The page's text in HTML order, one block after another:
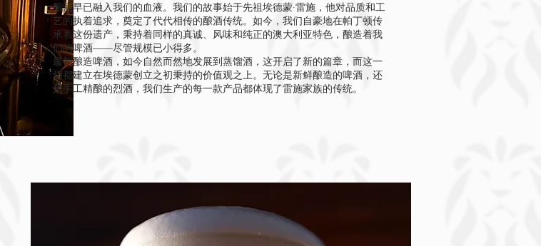
酿酒早已融入我们的血液。我们的故事始于先祖埃德蒙·雷施，他对品质和工
艺的执着追求，奠定了代代相传的酿酒传统。如今，我们自豪地在帕丁顿传
承着这份遗产，秉持着同样的真诚、风味和纯正的澳大利亚特色，酿造着我
们的啤酒——尽管规模已小得多。
最初酿造啤酒，如今自然而然地发展到蒸馏酒，这开启了新的篇章，而这一
切都建立在埃德蒙创立之初秉持的价值观之上。无论是新鲜酿造的啤酒，还
是手工精酿的烈酒，我们生产的每一款产品都体现了雷施家族的传统。